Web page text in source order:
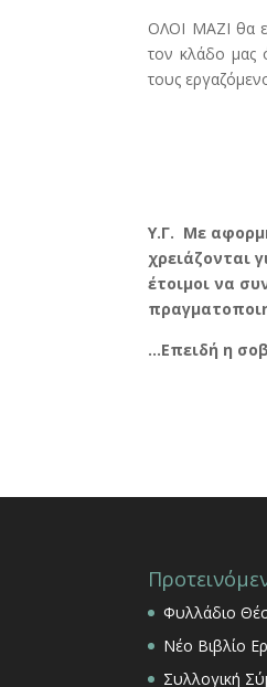
ΟΛΟΙ ΜΑΖΙ θα
τον κλάδο μας
τους
Υ.Γ. Με
χρειάζονται
έτοιμοι να
…Επειδή η
Φυλλάδιο
Νέο Βιβλίο
Συλλογική